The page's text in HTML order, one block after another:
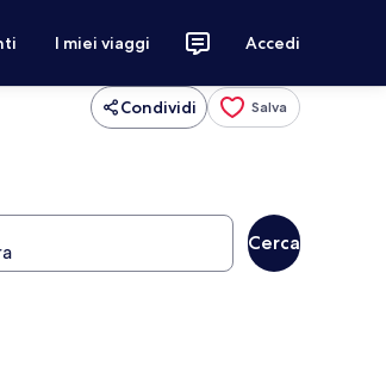
I miei viaggi Accedi
Condividi Salva
Cerca